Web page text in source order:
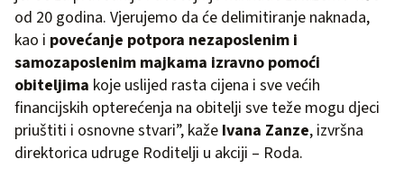
od 20 godina. Vjerujemo da će delimitiranje naknada,
kao i povećanje potpora nezaposlenim i
samozaposlenim majkama izravno pomoći
obiteljima koje uslijed rasta cijena i sve većih
financijskih opterećenja na obitelji sve teže mogu djeci
priuštiti i osnovne stvari”, kaže Ivana Zanze, izvršna
direktorica udruge Roditelji u akciji – Roda.